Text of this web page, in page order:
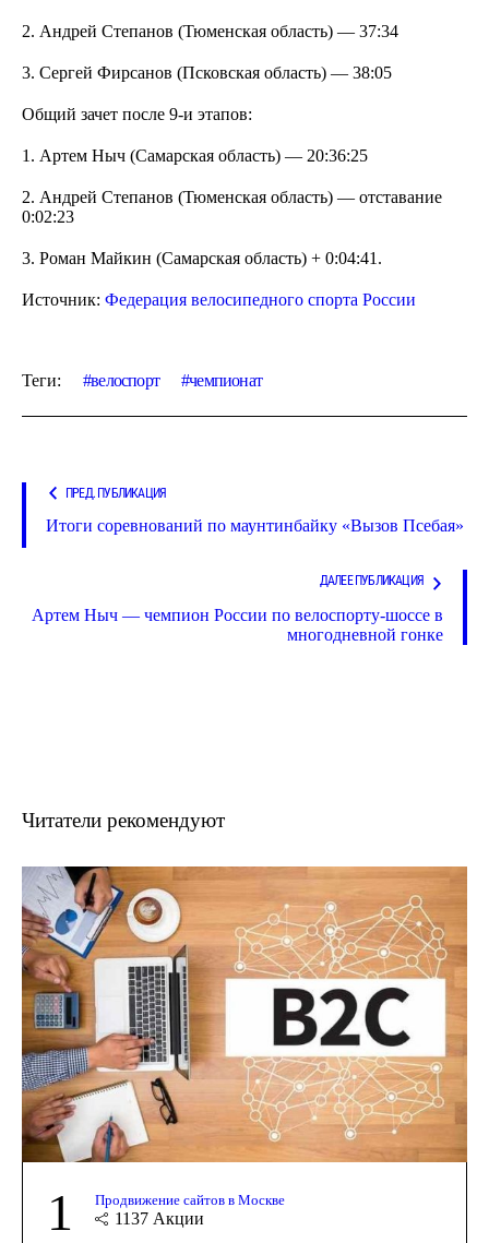
2. Андрей Степанов (Тюменская область) — 37:34
3. Сергей Фирсанов (Псковская область) — 38:05
Общий зачет после 9-и этапов:
1. Артем Ныч (Самарская область) — 20:36:25
2. Андрей Степанов (Тюменская область) — отставание
0:02:23
3. Роман Майкин (Самарская область) + 0:04:41.
Источник: Федерация велосипедного спорта России
Теги: велоспорт чемпионат
ПРЕД. ПУБЛИКАЦИЯ
Итоги соревнований по маунтинбайку «Вызов Псебая»
ДАЛЕЕ ПУБЛИКАЦИЯ
Артем Ныч — чемпион России по велоспорту-шоссе в
многодневной гонке
Читатели рекомендуют
1 Продвижение сайтов в Москве
1137 Акции